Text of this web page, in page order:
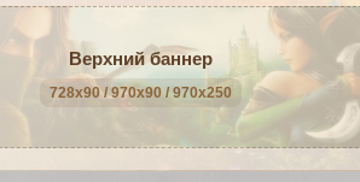
Верхний баннер
728x90 / 970x90 / 970x250